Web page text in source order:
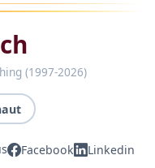
(1997-2026)
Facebook
Linkedin